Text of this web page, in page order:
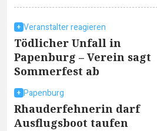
Veranstalter reagieren
Tödlicher Unfall in
Papenburg – Verein sagt
Sommerfest ab
Papenburg
Rhauderfehnerin darf
Ausflugsboot taufen